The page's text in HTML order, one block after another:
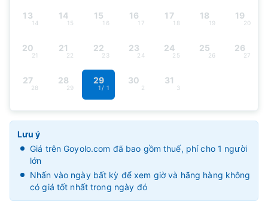
13
14
14
15
15
16
16
17
17
18
18
19
19
20
20
21
21
22
22
23
23
24
24
25
25
26
26
27
27
28
28
29
29
1 / 1
30
2
31
3
Lưu ý
Giá trên Goyolo.com đã bao gồm thuế, phí cho 1 người
lớn
Nhấn vào ngày bất kỳ để xem giờ và hãng hàng không
có giá tốt nhất trong ngày đó